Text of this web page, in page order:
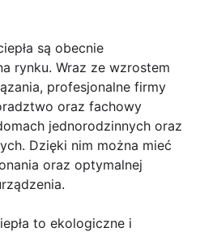
są obecnie
rynku. Wraz ze wzrostem
profesjonalne firmy
oraz fachowy
jednorodzinnych oraz
Dzięki nim można mieć
oraz optymalnej
to ekologiczne i